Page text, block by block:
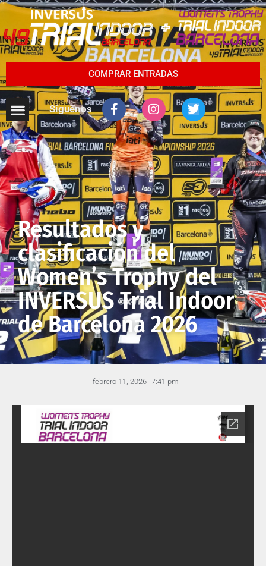
COMPRAR ENTRADAS
Síguenos
Resultados y
clasificación del
Women’s Trophy del
INVERSUS Trial Indoor
de Barcelona 2026
febrero 11, 2026 7:41 pm